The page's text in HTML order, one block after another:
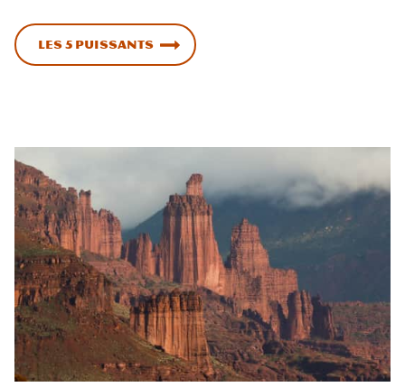
Les 5 Puissants